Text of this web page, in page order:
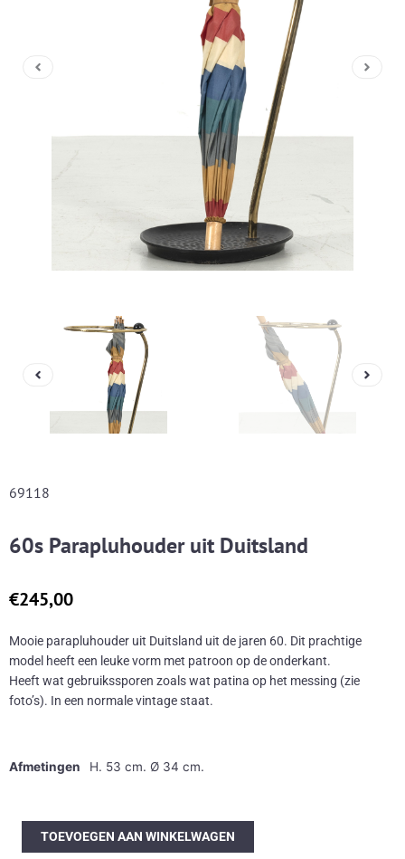
69118
60s Parapluhouder uit Duitsland
€245,00
Mooie parapluhouder uit Duitsland uit de jaren 60. Dit prachtige
model heeft een leuke vorm met patroon op de onderkant.
Heeft wat gebruikssporen zoals wat patina op het messing (zie
foto’s). In een normale vintage staat.
Afmetingen H. 53 cm. Ø 34 cm.
Parapluhouder
TOEVOEGEN AAN WINKELWAGEN